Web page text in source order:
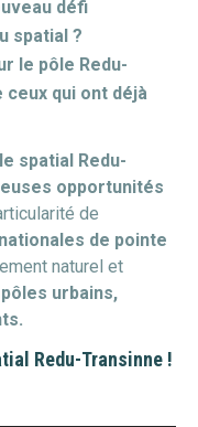
défi
spatial ?
le pôle Redu-
qui ont déjà
spatial Redu-
opportunités
de
de pointe
naturel et
urbains,
Redu-Transinne !